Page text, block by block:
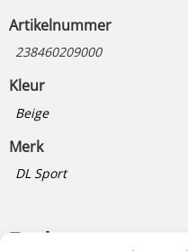
Artikelnummer
238460209000
Kleur
Beige
Merk
DL Sport
Reviews